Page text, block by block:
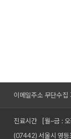
이메일주소 무단수집
진료시간 [월~금 :
(07442) 서울시 영등